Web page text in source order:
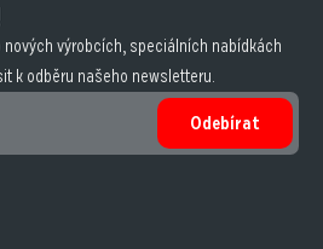
výrobcích, speciálních nabídkách
k odběru našeho newsletteru.
Odebírat